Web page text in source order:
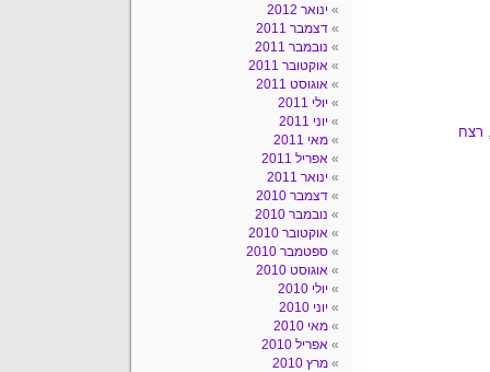
רצח
ינואר 2012
דצמבר 2011
נובמבר 2011
אוקטובר 2011
אוגוסט 2011
יולי 2011
יוני 2011
מאי 2011
אפריל 2011
ינואר 2011
דצמבר 2010
נובמבר 2010
אוקטובר 2010
ספטמבר 2010
אוגוסט 2010
יולי 2010
יוני 2010
מאי 2010
אפריל 2010
מרץ 2010